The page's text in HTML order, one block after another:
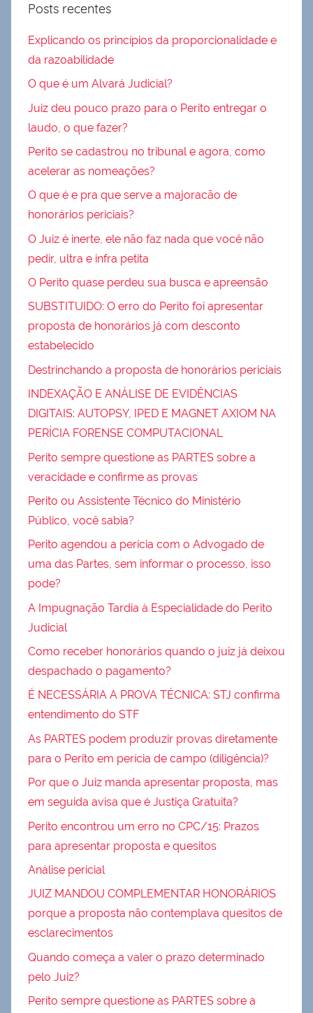
Posts recentes
Explicando os princípios da proporcionalidade e
da razoabilidade
O que é um Alvará Judicial?
Juiz deu pouco prazo para o Perito entregar o
laudo, o que fazer?
Perito se cadastrou no tribunal e agora, como
acelerar as nomeações?
O que é e pra que serve a majoracão de
honorários periciais?
O Juiz é inerte, ele não faz nada que você não
pedir, ultra e infra petita
O Perito quase perdeu sua busca e apreensão
SUBSTITUIDO: O erro do Perito foi apresentar
proposta de honorários já com desconto
estabelecido
Destrinchando a proposta de honorários periciais
INDEXAÇÃO E ANÁLISE DE EVIDÊNCIAS
DIGITAIS: AUTOPSY, IPED E MAGNET AXIOM NA
PERÍCIA FORENSE COMPUTACIONAL
Perito sempre questione as PARTES sobre a
veracidade e confirme as provas
Perito ou Assistente Técnico do Ministério
Público, você sabia?
Perito agendou a perícia com o Advogado de
uma das Partes, sem informar o processo, isso
pode?
A Impugnação Tardia à Especialidade do Perito
Judicial
Como receber honorários quando o juiz já deixou
despachado o pagamento?
É NECESSÁRIA A PROVA TÉCNICA: STJ confirma
entendimento do STF
As PARTES podem produzir provas diretamente
para o Perito em perícia de campo (diligência)?
Por que o Juiz manda apresentar proposta, mas
em seguida avisa que é Justiça Gratuita?
Perito encontrou um erro no CPC/15: Prazos
para apresentar proposta e quesitos
Análise pericial
JUIZ MANDOU COMPLEMENTAR HONORÁRIOS
porque a proposta não contemplava quesitos de
esclarecimentos
Quando começa a valer o prazo determinado
pelo Juiz?
Perito sempre questione as PARTES sobre a